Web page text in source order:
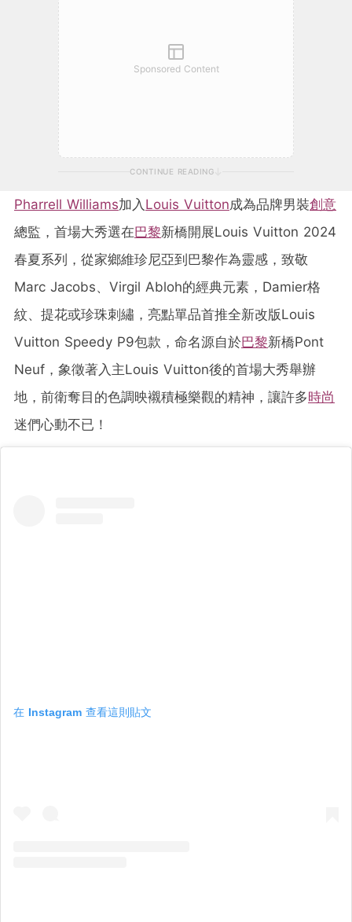
Sponsored Content
CONTINUE READING
Pharrell Williams加入 Louis Vuitton成為品牌男裝創意
總監，首場大秀選在巴黎新橋開展Louis Vuitton 2024
春夏系列，從家鄉維珍尼亞到巴黎作為靈感，致敬
Marc Jacobs、Virgil Abloh的經典元素，Damier格
紋、提花或珍珠刺繡，亮點單品首推全新改版Louis
Vuitton Speedy P9包款，命名源自於巴黎新橋Pont
Neuf，象徵著入主Louis Vuitton後的首場大秀舉辦
地，前衛奪目的色調映襯積極樂觀的精神，讓許多時尚
迷們心動不已！
在 Instagram 查看這則貼文